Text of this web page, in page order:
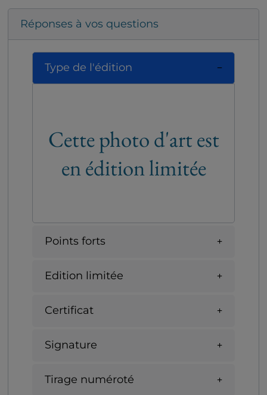
Réponses à vos questions
Type de l'édition
Cette photo d'art est
en édition limitée
Points forts
Edition limitée
Certificat
Signature
Tirage numéroté